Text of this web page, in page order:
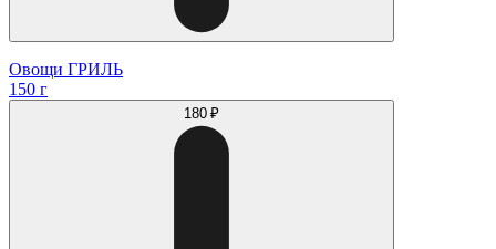
Овощи ГРИЛЬ
150 г
180 ₽